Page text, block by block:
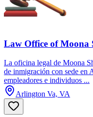
Law Office of Moona
La oficina legal de Moona
de inmigración con sede en
empleadores e individuos ...
Arlington Va, VA